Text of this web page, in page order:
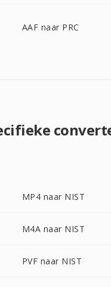
AAF naar PRC
MP4 naar NIST
M4A naar NIST
PVF naar NIST